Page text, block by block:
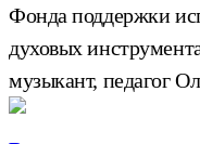
Фонда поддержки
духовых
музыкант, педагог